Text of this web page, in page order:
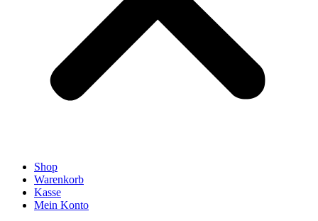
Shop
Warenkorb
Kasse
Mein Konto